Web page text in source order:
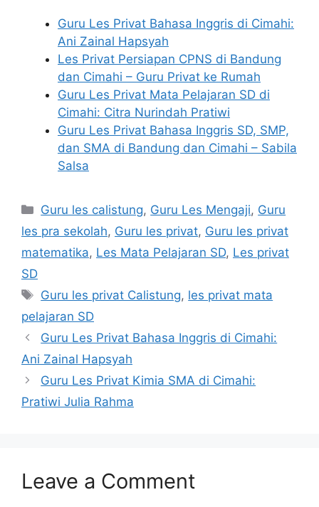
Guru Les Privat Bahasa Inggris di Cimahi:
Ani Zainal Hapsyah
Les Privat Persiapan CPNS di Bandung
dan Cimahi – Guru Privat ke Rumah
Guru Les Privat Mata Pelajaran SD di
Cimahi: Citra Nurindah Pratiwi
Guru Les Privat Bahasa Inggris SD, SMP,
dan SMA di Bandung dan Cimahi – Sabila
Salsa
Categories
Guru les calistung, Guru Les Mengaji, Guru
les pra sekolah, Guru les privat, Guru les privat
matematika, Les Mata Pelajaran SD, Les privat
SD
Tags
Guru les privat Calistung, les privat mata
pelajaran SD
Guru Les Privat Bahasa Inggris di Cimahi:
Ani Zainal Hapsyah
Guru Les Privat Kimia SMA di Cimahi:
Pratiwi Julia Rahma
Leave a Comment